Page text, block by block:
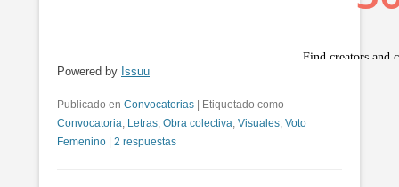
Powered by Issuu
Publicado en Convocatorias | Etiquetado como
Convocatoria Letras Obra colectiva Visuales Voto
Femenino | 2 respuestas